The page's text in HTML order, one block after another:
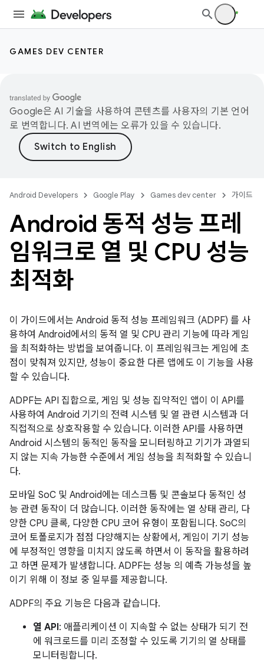
GAMES DEV CENTER
Google은 AI 기술을 사용하여 콘텐츠를 사용자의 기본 언어
로 번역합니다. AI 번역에는 오류가 있을 수 있습니다.
Android Developers Google Play Games dev center 가이드
Android 동적 성능 프레
임워크로 열 및 CPU 성능
최적화
이 가이드에서는 Android 동적 성능 프레임워크 (ADPF) 를 사
용하여 Android에서의 동적 열 및 CPU 관리 기능에 따라 게임
을 최적화하는 방법을 보여줍니다. 이 프레임워크는 게임에 초
점이 맞춰져 있지만, 성능이 중요한 다른 앱에도 이 기능을 사용
할 수 있습니다.
ADPF는 API 집합으로, 게임 및 성능 집약적인 앱이 이 API를
사용하여 Android 기기의 전력 시스템 및 열 관련 시스템과 더
직접적으로 상호작용할 수 있습니다. 이러한 API를 사용하면
Android 시스템의 동적인 동작을 모니터링하고 기기가 과열되
지 않는 지속 가능한 수준에서 게임 성능을 최적화할 수 있습니
다.
모바일 SoC 및 Android에는 데스크톱 및 콘솔보다 동적인 성
능 관련 동작이 더 많습니다. 이러한 동작에는 열 상태 관리, 다
양한 CPU 클록, 다양한 CPU 코어 유형이 포함됩니다. SoC의
코어 토폴로지가 점점 다양해지는 상황에서, 게임이 기기 성능
에 부정적인 영향을 미치지 않도록 하면서 이 동작을 활용하려
고 하면 문제가 발생합니다. ADPF는 성능 의 예측 가능성을 높
이기 위해 이 정보 중 일부를 제공합니다.
ADPF의 주요 기능은 다음과 같습니다.
열 API: 애플리케이션 이 지속할 수 없는 상태가 되기 전
에 워크로드를 미리 조정할 수 있도록 기기의 열 상태를
모니터링합니다.